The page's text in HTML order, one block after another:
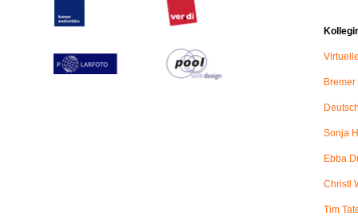
Sonja
Ebba
Christl
Tim